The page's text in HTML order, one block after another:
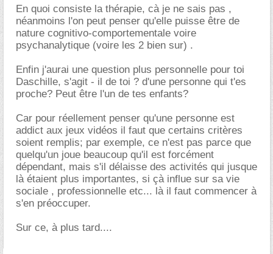
En quoi consiste la thérapie, cà je ne sais pas ,
néanmoins l'on peut penser qu'elle puisse être de
nature cognitivo-comportementale voire
psychanalytique (voire les 2 bien sur) .
Enfin j'aurai une question plus personnelle pour toi
Daschille, s'agit - il de toi ? d'une personne qui t'es
proche? Peut être l'un de tes enfants?
Car pour réellement penser qu'une personne est
addict aux jeux vidéos il faut que certains critères
soient remplis; par exemple, ce n'est pas parce que
quelqu'un joue beaucoup qu'il est forcément
dépendant, mais s'il délaisse des activités qui jusque
là étaient plus importantes, si çà influe sur sa vie
sociale , professionnelle etc... là il faut commencer à
s'en préoccuper.
Sur ce, à plus tard....